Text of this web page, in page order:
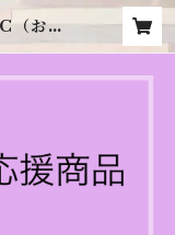
（おき
Online